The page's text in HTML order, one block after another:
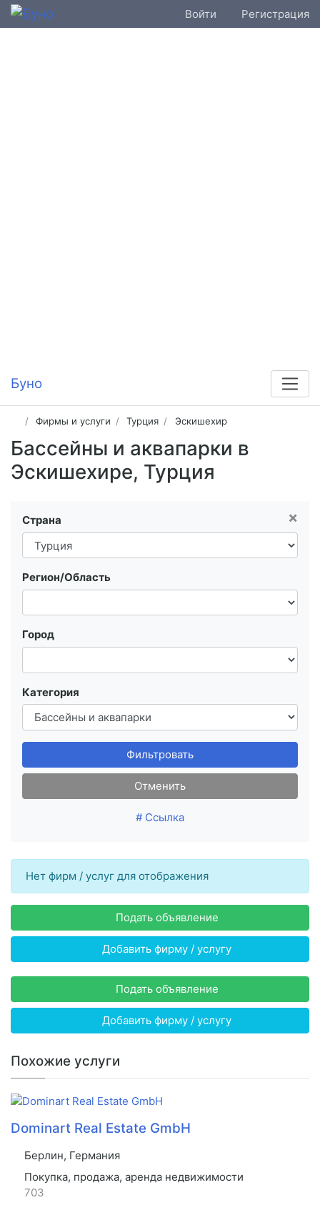
Войти Регистрация
Буно
Фирмы и услуги Турция Эскишехир
Бассейны и аквапарки в
Эскишехире, Турция
×
Страна
Регион/Область
Город
Категория
Фильтровать
Отменить
# Ссылка
Нет фирм / услуг для отображения
Подать объявление
Добавить фирму / услугу
Подать объявление
Добавить фирму / услугу
Похожие услуги
Dominart Real Estate GmbH
Берлин, Германия
Покупка, продажа, аренда недвижимости
703